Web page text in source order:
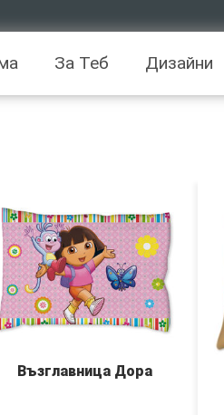
За Теб Дизайни
Възглавница Дора